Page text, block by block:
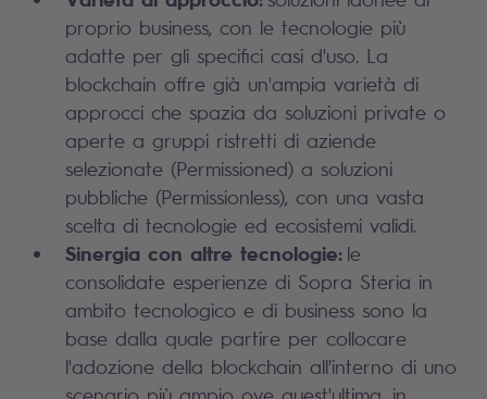
proprio business, con le tecnologie più
adatte per gli specifici casi d'uso. La
blockchain offre già un'ampia varietà di
approcci che spazia da soluzioni private o
aperte a gruppi ristretti di aziende
selezionate (Permissioned) a soluzioni
pubbliche (Permissionless), con una vasta
scelta di tecnologie ed ecosistemi validi.
Sinergia con altre tecnologie: le
consolidate esperienze di Sopra Steria in
ambito tecnologico e di business sono la
base dalla quale partire per collocare
l'adozione della blockchain all'interno di uno